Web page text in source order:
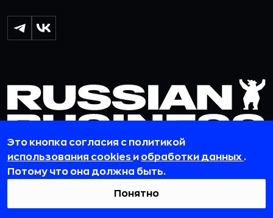
© 2012-2026 ООО «РБточкаРУ». ИНН 7729703526, КПП 772501001,
Это кнопка согласия с политикой
использования cookies и обработки данных .
Потому что она должна быть.
Понятно